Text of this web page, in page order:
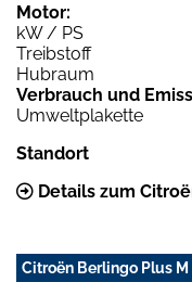
Motor:
kW / PS
Treibstoff
Hubraum
Verbrauch und
Umweltplakette
Standort
Details zum
Citroën Berlingo Plus